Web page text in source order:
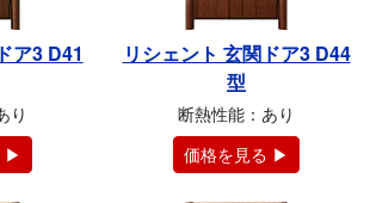
ア3 D41
り
▶
リシェント 玄関ドア3 D44
型
断熱性能：あり
価格を見る ▶